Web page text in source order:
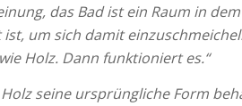
das Bad ist ein Raum in
um sich damit
Holz. Dann funktioniert es.“
Holz seine ursprüngliche Form